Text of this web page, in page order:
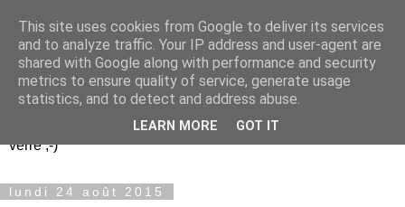
Un peu gay dans les
coings...
Découvrir le monde. Assiette après assiette. Verre après
verre ;-)
lundi 24 août 2015
This site uses cookies from Google to deliver its services
and to analyze traffic. Your IP address and user-agent are
shared with Google along with performance and security
metrics to ensure quality of service, generate usage
statistics, and to detect and address abuse.
LEARN MORE GOT IT